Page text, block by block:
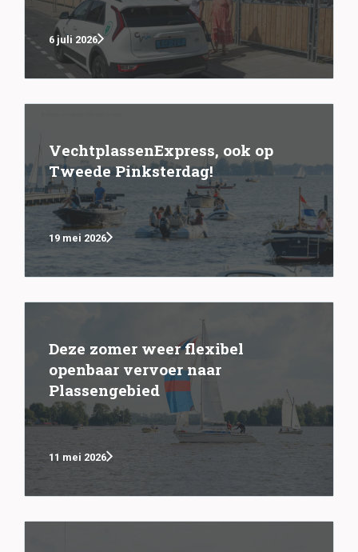
6 juli 2026
VechtplassenExpress, ook op
Tweede Pinksterdag!
19 mei 2026
Deze zomer weer flexibel
openbaar vervoer naar
Plassengebied
11 mei 2026